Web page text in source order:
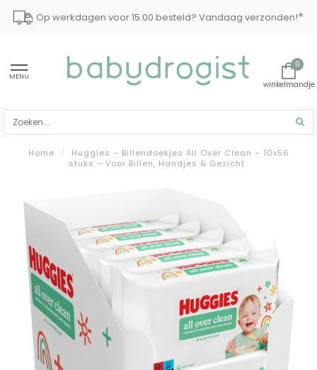
Op werkdagen voor 15:00 besteld? Vandaag verzonden!*
MENU
0
Home /
Huggies – Billendoekjes All Over Clean – 10x56
stuks – Voor Billen, Handjes & Gezicht